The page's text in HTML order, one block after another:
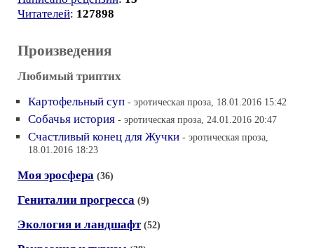
Читателей: 127898
Произведения
Любимый триптих
Картофельный суп - эротическая проза, 18.01.2016 15:42
Собачья история - эротическая проза, 24.01.2016 20:47
Счастливый конец для Жучки - эротическая проза,
18.01.2016 18:23
Моя эросфера (36)
Гениталии прогресса (9)
Экология и ландшафт (52)